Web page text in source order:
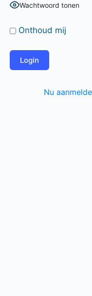
Wachtwoord tonen
Onthoud mij
Nu